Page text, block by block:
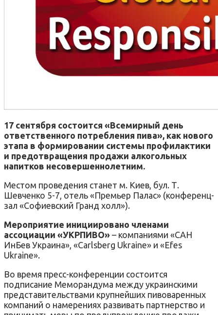
17 сентября состоится «Всемирный день
ответственного потребления пива», как нового
этапа в формировании системы профилактики
и предотвращения продажи алкогольных
напитков несовершеннолетним.
Местом проведения станет м. Киев, бул. Т.
Шевченко 5-7, отель «Премьер Палас» (конференц-
зал «Софиевский Гранд холл»).
Мероприятие инициировано членами
ассоциации «УКРПИВО» – компаниями «САН
ИнБев Украина», «Carlsberg Ukraine» и «Efes
Ukraine».
Во время пресс-конференции состоится
подписание Меморандума между украинскими
представительствами крупнейших пивоваренных
компаний о намерениях развивать партнерство и